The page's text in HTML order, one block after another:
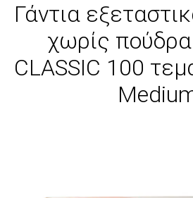
Γάντια
χωρίς
CLASSIC 100